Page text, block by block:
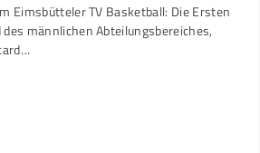
Eimsbütteler TV Basketball: Die Ersten
männlichen Abteilungsbereiches,